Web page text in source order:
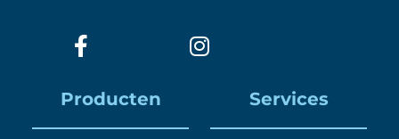
Producten Services